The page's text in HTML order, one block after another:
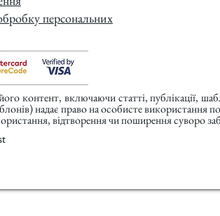
персональних
контент, включаючи статті, публікації,
надає право на особисте використання
відтворення чи поширення суворо